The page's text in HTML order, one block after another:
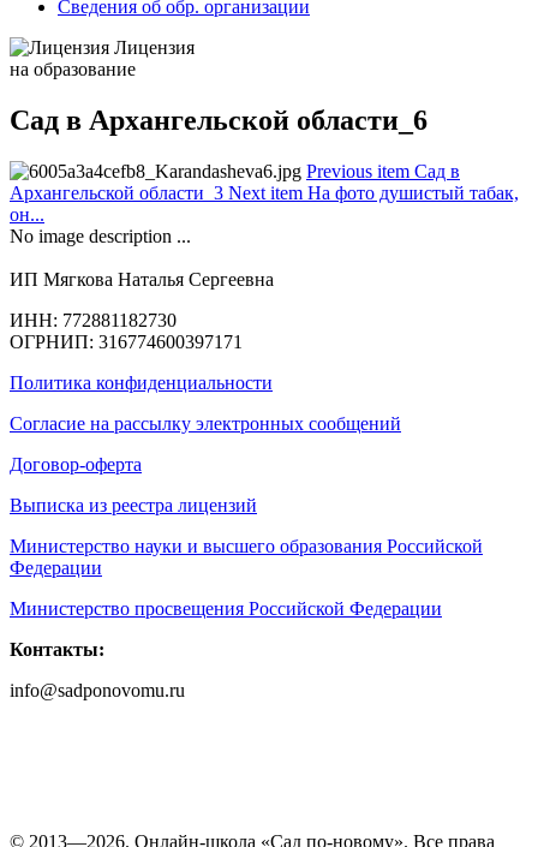
Сведения об обр. организации
Лицензия
на образование
Сад в Архангельской области_6
Previous item Сад в
Архангельской области_3 Next item На фото душистый табак,
он...
No image description ...
ИП Мягкова Наталья Сергеевна
ИНН: 772881182730
ОГРНИП: 316774600397171
Политика конфиденциальности
Согласие на рассылку электронных сообщений
Договор-оферта
Выписка из реестра лицензий
Министерство науки и высшего образования Российской
Федерации
Министерство просвещения Российской Федерации
Контакты:
info@sadponovomu.ru
© 2013—2026. Онлайн-школа «Cад по-новому». Все права